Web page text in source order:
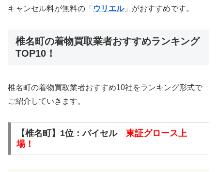
キャンセル料が無料の「 ウリエル」がおすすめです。
椎名町の着物買取業者おすすめランキング
TOP10！
椎名町の着物買取業者おすすめ10社をランキング形式で
ご紹介していきます。
【椎名町】1位：バイセル 東証グロース上
場！